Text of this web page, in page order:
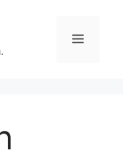
Menü